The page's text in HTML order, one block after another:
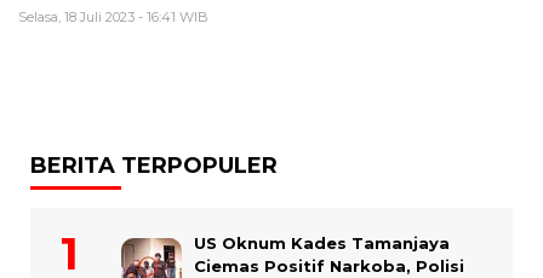
Selasa, 18 Juli 2023 - 16:41 WIB
BERITA TERPOPULER
US Oknum Kades Tamanjaya
Ciemas Positif Narkoba, Polisi